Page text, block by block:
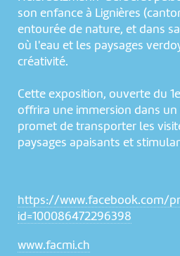
NOUS UTILISONS DES COOKIES
son enfance à Lignières
entourée de nature, et dans
où l'eau et les paysages
créativité.
Cette exposition, ouverte du
offrira une immersion dans
promet de transporter les
paysages apaisants et
https://www.facebook.com/
id=100086472296398
www.facmi.ch